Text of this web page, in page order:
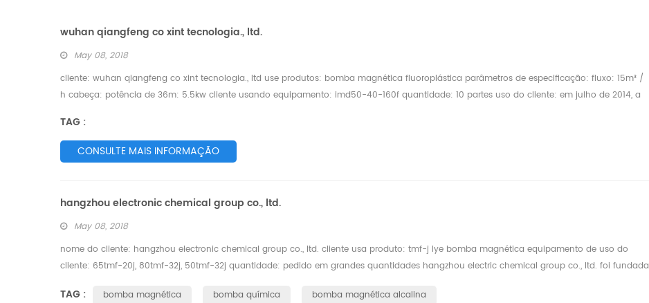
wuhan qiangfeng co xint tecnologia., ltd.
May 08, 2018
cliente: wuhan qiangfeng co xint tecnologia., ltd use produtos: bomba magnética fluoroplástica parâmetros de especificação: fluxo: 15m³ /
h cabeça: potência de 36m: 5.5kw cliente usando equipamento: imd50-40-160f quantidade: 10 partes uso do cliente: em julho de 2014, a
sob...
TAG :
CONSULTE MAIS INFORMAÇÃO
hangzhou electronic chemical group co., ltd.
May 08, 2018
nome do cliente: hangzhou electronic chemical group co., ltd. cliente usa produto: tmf-j lye bomba magnética equipamento de uso do
cliente: 65tmf-20j, 80tmf-32j, 50tmf-32j quantidade: pedido em grandes quantidades hangzhou electric chemical group co., ltd. foi fundada
TAG : bomba magnética bomba química bomba magnética alcalina